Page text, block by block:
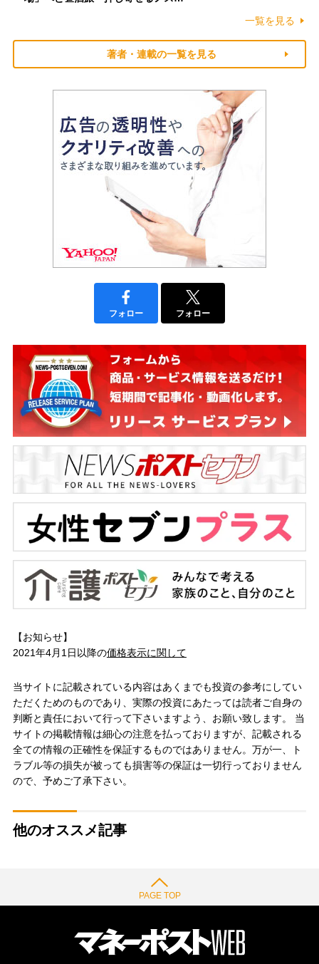
一覧を見る
著者・連載の一覧を見る
フォロー フォロー
【お知らせ】
2021年4月1日以降の価格表示に関して
当サイトに記載されている内容はあくまでも投資の参考にしてい
ただくためのものであり、実際の投資にあたっては読者ご自身の
判断と責任において行って下さいますよう、お願い致します。 当
サイトの掲載情報は細心の注意を払っておりますが、記載される
全ての情報の正確性を保証するものではありません。万が一、ト
ラブル等の損失が被っても損害等の保証は一切行っておりません
ので、予めご了承下さい。
他のオススメ記事
PAGE TOP